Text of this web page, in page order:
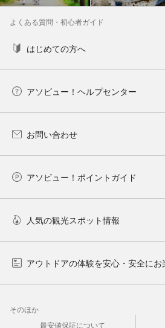
よくある質問・初心者ガイド
はじめての方へ
アソビュー！ヘルプセンター
お問い合わせ
アソビュー！ポイントガイド
人気の観光スポット情報
アウトドアの体験を安心・安全に
そのほか
最安値保証について